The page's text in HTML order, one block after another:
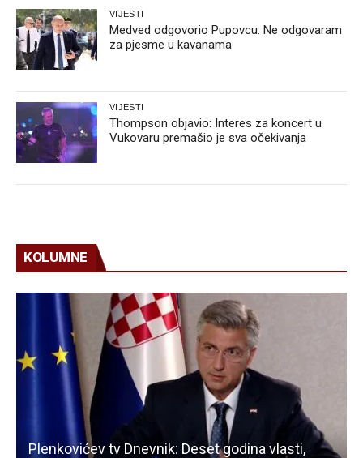
VIJESTI
Medved odgovorio Pupovcu: Ne odgovaram
za pjesme u kavanama
VIJESTI
Thompson objavio: Interes za koncert u
Vukovaru premašio je sva očekivanja
KOLUMNE
Plenkovićev tv Dnevnik: Deset godina vlasti,